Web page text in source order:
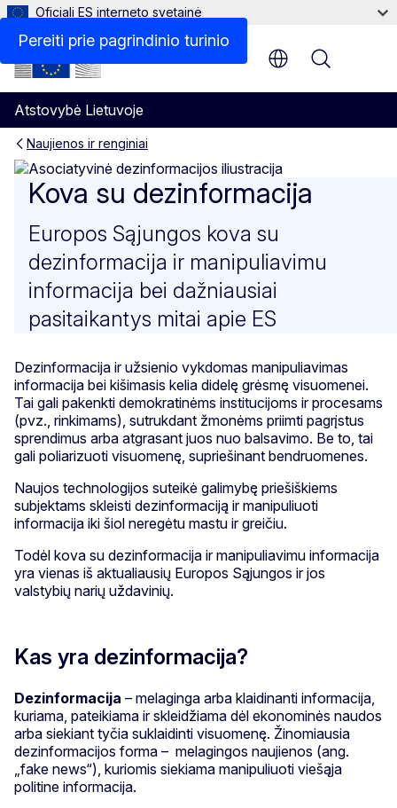
Pereiti prie pagrindinio turinio
Oficiali ES interneto svetainė
Atstovybė Lietuvoje
Menu
Naujienos ir renginiai
Kova su dezinformacija ir
Kova su dezinformacija
Europos Sąjungos kova su
dezinformacija ir manipuliavimu
informacija bei dažniausiai
pasitaikantys mitai apie ES
Dezinformacija ir užsienio vykdomas manipuliavimas
informacija bei kišimasis kelia didelę grėsmę visuomenei.
Tai gali pakenkti demokratinėms institucijoms ir procesams
(pvz., rinkimams), sutrukdant žmonėms priimti pagrįstus
sprendimus arba atgrasant juos nuo balsavimo. Be to, tai
gali poliarizuoti visuomenę, supriešinant bendruomenes.
Naujos technologijos suteikė galimybę priešiškiems
subjektams skleisti dezinformaciją ir manipuliuoti
informacija iki šiol neregėtu mastu ir greičiu.
Todėl kova su dezinformacija ir manipuliavimu informacija
yra vienas iš aktualiausių Europos Sąjungos ir jos
valstybių narių uždavinių.
Kas yra dezinformacija?
Dezinformacija – melaginga arba klaidinanti informacija,
kuriama, pateikiama ir skleidžiama dėl ekonominės naudos
arba siekiant tyčia suklaidinti visuomenę. Žinomiausia
dezinformacijos forma – melagingos naujienos (ang.
„fake news“), kuriomis siekiama manipuliuoti viešąja
politine informacija.